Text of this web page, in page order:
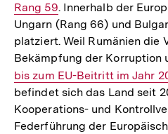
Rang 59. Innerhalb der
Ungarn (Rang 66) und
platziert. Weil Rumänien die
Bekämpfung der Korruption
Interner
Link:
bis zum EU-Beitritt im Jahr
befindet sich das Land seit
Kooperations- und
Federführung der